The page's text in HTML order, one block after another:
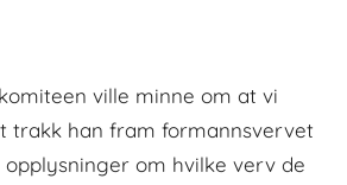
ville minne om at vi
trakk han fram formannsvervet
om hvilke verv de